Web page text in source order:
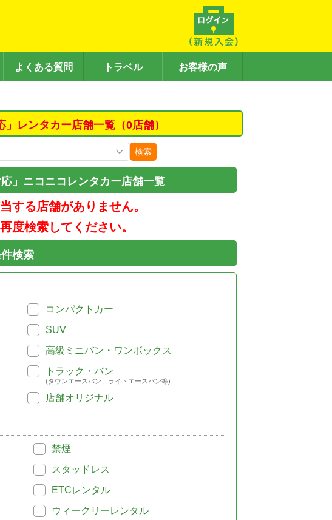
よくある質問 トラベル お客様の声
レンタカー店舗一覧（0店舗）
検索
」ニコニコレンタカー店舗一覧
する店舗がありません。
度検索してください。
検索
コンパクトカー
SUV
高級ミニバン・ワンボックス
トラック・バン
(タウンエースバン、ライトエースバン等)
店舗オリジナル
禁煙
スタッドレス
ETCレンタル
ウィークリーレンタル